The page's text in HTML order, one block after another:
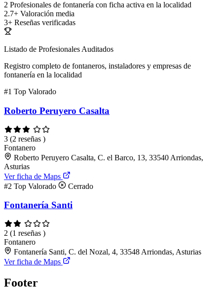
2 Profesionales de fontanería con ficha activa en la localidad
2.7+ Valoración media
3+ Reseñas verificadas
Listado de Profesionales Auditados
Registro completo de fontaneros, instaladores y empresas de
fontanería en la localidad
#1 Top Valorado
Roberto Peruyero Casalta
3 (2 reseñas )
Fontanero
Roberto Peruyero Casalta, C. el Barco, 13, 33540 Arriondas,
Asturias
Ver ficha de Maps
#2 Top Valorado Cerrado
Fontanería Santi
2 (1 reseñas )
Fontanero
Fontanería Santi, C. del Nozal, 4, 33548 Arriondas, Asturias
Ver ficha de Maps
Footer